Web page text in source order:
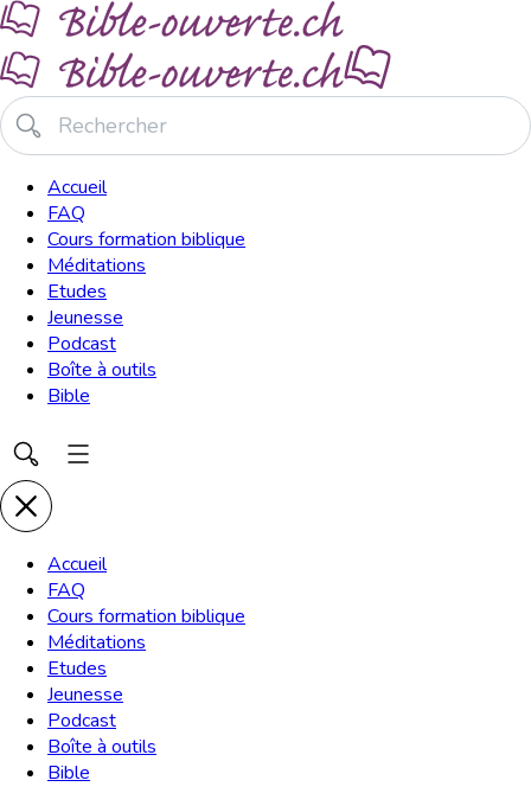
Accueil
FAQ
Cours formation biblique
Méditations
Etudes
Jeunesse
Podcast
Boîte à outils
Bible
Accueil
FAQ
Cours formation biblique
Méditations
Etudes
Jeunesse
Podcast
Boîte à outils
Bible